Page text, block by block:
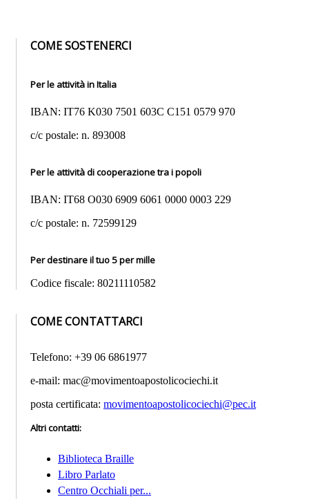
COME SOSTENERCI
Per le attività in Italia
IBAN: IT76 K030 7501 603C C151 0579 970
c/c postale: n. 893008
Per le attività di cooperazione tra i popoli
IBAN: IT68 O030 6909 6061 0000 0003 229
c/c postale: n. 72599129
Per destinare il tuo 5 per mille
Codice fiscale: 80211110582
COME CONTATTARCI
Telefono: +39 06 6861977
e-mail: mac@movimentoapostolicociechi.it
posta certificata: movimentoapostolicociechi@pec.it
Altri contatti:
Biblioteca Braille
Libro Parlato
Centro Occhiali per...